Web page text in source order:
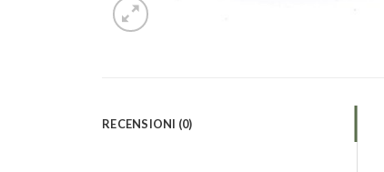
RECENSIONI (0)